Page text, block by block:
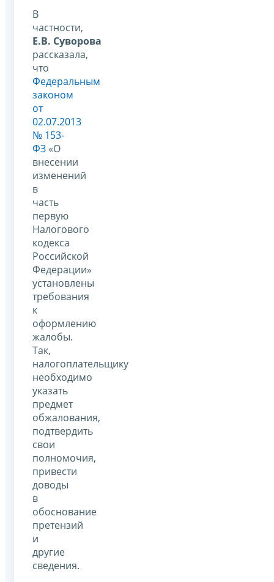
В
частности,
Е.В. Суворова
рассказала,
что
Федеральным
законом
от
02.07.2013
№ 153-
ФЗ «О
внесении
изменений
в
часть
первую
Налогового
кодекса
Российской
Федерации»
установлены
требования
к
оформлению
жалобы.
Так,
налогоплательщику
необходимо
указать
предмет
обжалования,
подтвердить
свои
полномочия,
привести
доводы
в
обоснование
претензий
и
другие
сведения.